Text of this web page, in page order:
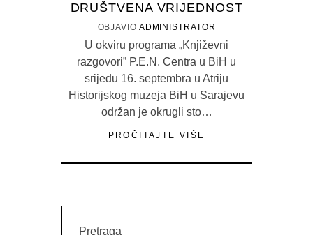
DRUŠTVENA VRIJEDNOST
OBJAVIO ADMINISTRATOR
U okviru programa „Književni
razgovori” P.E.N. Centra u BiH u
srijedu 16. septembra u Atriju
Historijskog muzeja BiH u Sarajevu
održan je okrugli sto…
PROČITAJTE VIŠE
Pretraga